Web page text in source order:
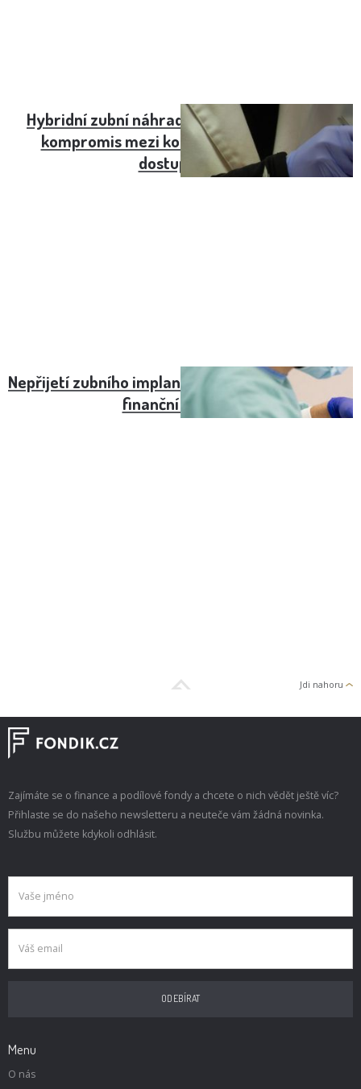
Hybridní zubní náhrada a její cena: moderní
kompromis mezi komfortem a cenovou
dostupností
Nepřijetí zubního implantátu: Příčiny, prevence a
finanční aspekty
Jdi nahoru
Zajímáte se o finance a podílové fondy a chcete o nich vědět ještě víc?
Přihlaste se do našeho newsletteru a neuteče vám žádná novinka.
Službu můžete kdykoli odhlásit.
Menu
O nás